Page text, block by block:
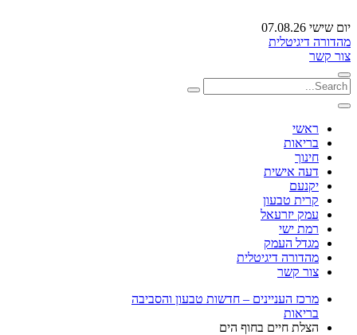
יום שישי 07.08.26
מהדורה דיגיטלית
צור קשר
ראשי
בריאות
חינוך
דעה אישית
יקנעם
קרית טבעון
עמק יזרעאל
רמת ישי
מגדל העמק
מהדורה דיגיטלית
צור קשר
מרכז העניינים – חדשות טבעון והסביבה
בריאות
הצלת חיים בחוף הים